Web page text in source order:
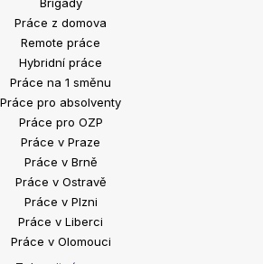
Práce z domova
Remote práce
Hybridní práce
Práce na 1 směnu
Práce pro absolventy
Práce pro OZP
Práce v Praze
Práce v Brně
Práce v Ostravě
Práce v Plzni
Práce v Liberci
Práce v Olomouci